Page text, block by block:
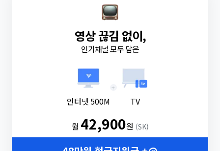
영상 끊김 없이,
인기채널 모두 담은
인터넷 500M
+
TV
월 42,900원 (SK)